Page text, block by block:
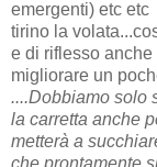
emergenti) etc etc
tirino la
e di riflesso
migliorare un
....Dobbiamo solo
la carretta anche
metterà a